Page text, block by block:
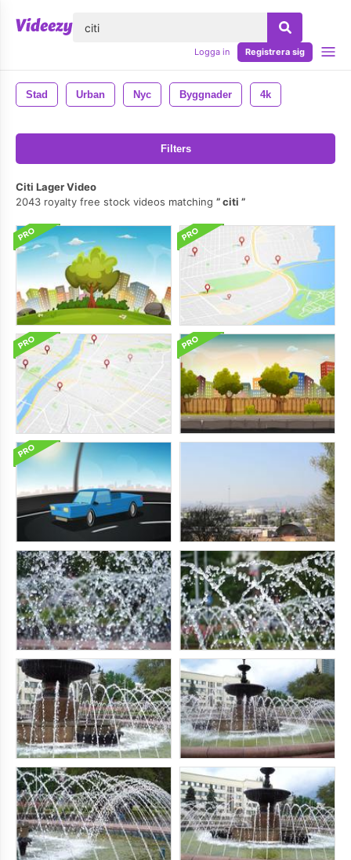
Logga in Registrera sig
Stad Urban Nyc Byggnader 4k
Filters
Citi Lager Video
2043 royalty free stock videos matching
citi